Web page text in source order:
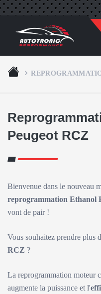
Peugeot RCZ
Bienvenue dans le nouveau
reprogrammation Ethanol
vont de pair !
Vous souhaitez prendre plus
RCZ ?
La reprogrammation moteur
augmente la puissance et l'